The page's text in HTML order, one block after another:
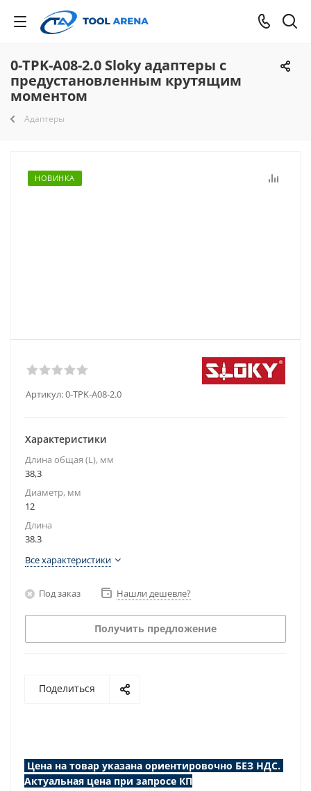
0-TPK-A08-2.0 Sloky адаптеры с
предустановленным крутящим
моментом
Адаптеры
НОВИНКА
Артикул:0-TPK-A08-2.0
Характеристики
Длина общая (L), мм
38,3
Диаметр, мм
12
Длина
38.3
Все характеристики
Под заказ Нашли дешевле?
Получить предложение
Поделиться
Цена на товар указана ориентировочно БЕЗ НДС.
Актуальная цена при запросе КП